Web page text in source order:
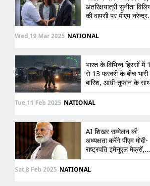
अंतरिक्षयात्री सुनीता
की वापसी पर पीएम नरेन्द्र
मोदी की पोस्ट
Wed,19 Mar 2025 NATIONAL
भारत के विभिन्न हिस्सों में
से 13 फरवरी के बीच भारी
बारिश, आंधी-तूफान के
बर्फबारी का अलर्ट
Tue,11 Feb 2025 NATIONAL
AI शिखर सम्मेलन की
अध्यक्षता करेंगे पीएम मोदी-
राष्ट्रपति इमैनुएल मैक्रों,
भारत-फ्रांस संबंधों को देंगे
दिशा
Sat,8 Feb 2025 NATIONAL